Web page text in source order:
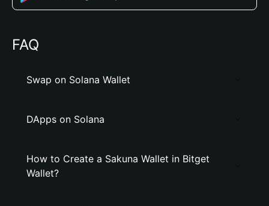
FAQ
Swap on Solana Wallet
DApps on Solana
How to Create a Sakuna Wallet in Bitget
Wallet?